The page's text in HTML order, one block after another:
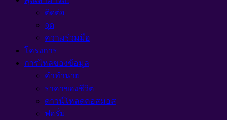
ติดต่อ
จุด
ความร่วมมือ
โครงการ
การไหลของข้อมูล
คำทำนาย
ราคาของชีวิต
ดาวน์โหลดคอสมอส
ฟอรั่ม